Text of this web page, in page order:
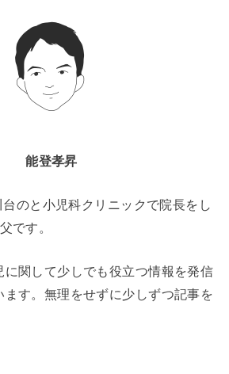
能登孝昇
のと小児科クリニックで院長をし
です。
に関して少しでも役立つ情報を発信
ます。無理をせずに少しずつ記事を